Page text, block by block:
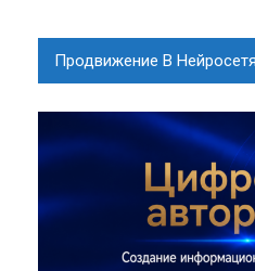
Продвижение В